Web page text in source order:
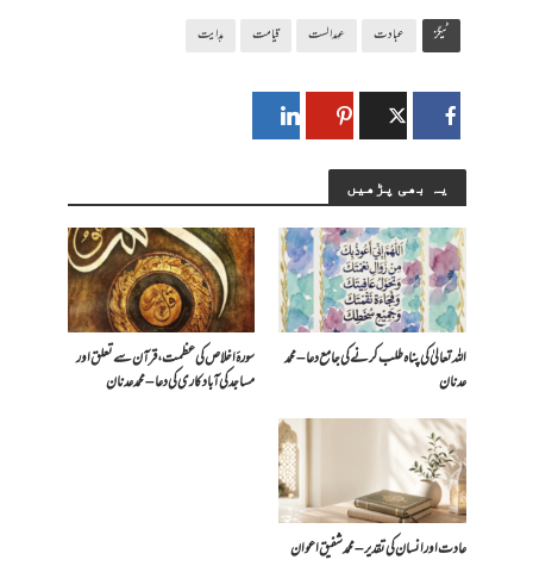
ٹیگز عبادت عہد الست قیامت ہدایت
یہ بھی پڑھیں
اللہ تعالیٰ کی پناہ طلب کرنے کی جامع دعا – محمد
عدنان
سورۂ اخلاص کی عظمت، قرآن سے تعلق اور
مساجد کی آبادکاری کی دعا – محمد عدنان
عادت اور انسان کی تقدیر – محمد شفیق اعوان